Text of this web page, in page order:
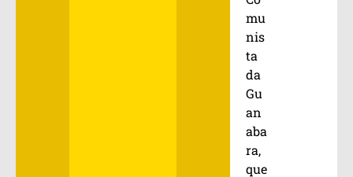
mu
nis
ta
da
Gu
an
aba
ra,
que